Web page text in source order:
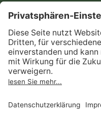
AGB
Informationen nach Data
Act
Verträge hier kündigen
Impressum